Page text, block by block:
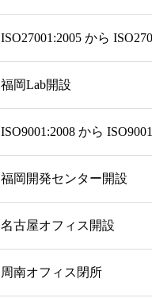
ISO27001:2005 から
福岡Lab開設
ISO9001:2008 から
福岡開発センター開設
名古屋オフィス開設
周南オフィス閉所